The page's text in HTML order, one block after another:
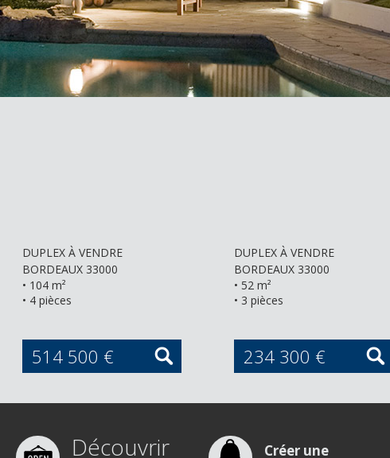
+
DUPLEX À VENDRE
BORDEAUX 33000
• 104 m²
• 4 pièces
514 500 €
+
DUPLEX À VENDRE
BORDEAUX 33000
• 52 m²
• 3 pièces
234 300 €
Découvrir Créer une